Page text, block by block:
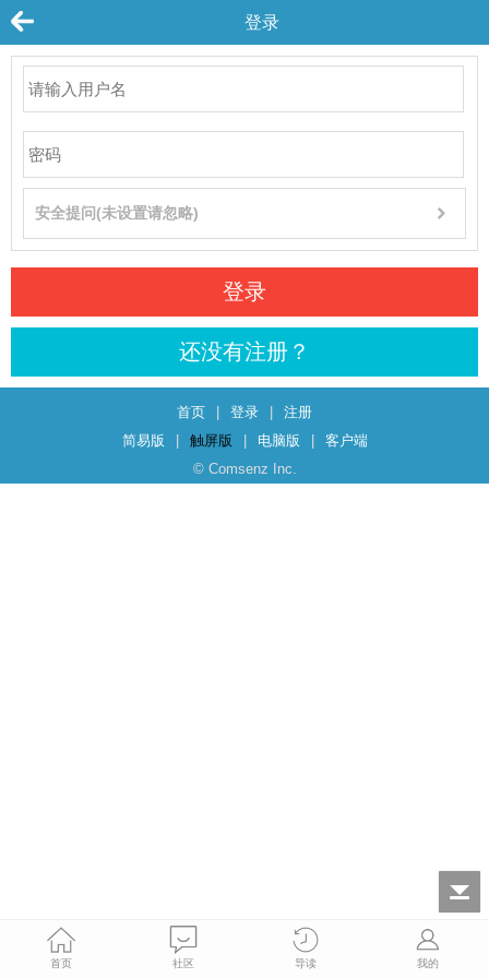
登录
安全提问(未设置请忽略)
登录
还没有注册？
首页 登录
注册
简易版
触屏版 电脑版
客户端
© Comsenz Inc.
首页 社区 导读 我的